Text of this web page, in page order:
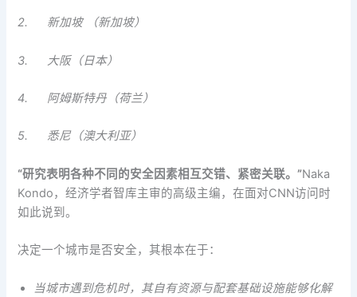
2. 新加坡 （新加坡）
3. 大阪（日本）
4. 阿姆斯特丹（荷兰）
5. 悉尼（澳大利亚）
“研究表明各种不同的安全因素相互交错、紧密关联。”Naka
Kondo，经济学者智库主审的高级主编，在面对CNN访问时
如此说到。
决定一个城市是否安全，其根本在于：
当城市遇到危机时，其自有资源与配套基础设施能够化解